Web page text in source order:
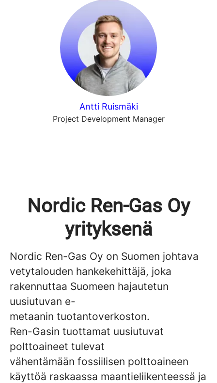
Antti Ruismäki
Project Development Manager
Nordic Ren-Gas Oy
yrityksenä
Nordic Ren-Gas Oy on Suomen johtava
vetytalouden hankekehittäjä, joka
rakennuttaa Suomeen hajautetun
uusiutuvan e-
metaanin tuotantoverkoston.
Ren-Gasin tuottamat uusiutuvat
polttoaineet tulevat
vähentämään fossiilisen polttoaineen
käyttöä raskaassa maantieliikenteessä ja